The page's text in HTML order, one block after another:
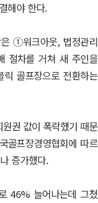
해야 한다.
①워크아웃, 법정관리
절차를 거쳐 새 주인을
골프장으로 전환하는
권 값이 폭락했기 때문
골프장경영협회에 따르
증가했다.
46% 늘어나는데 그쳤